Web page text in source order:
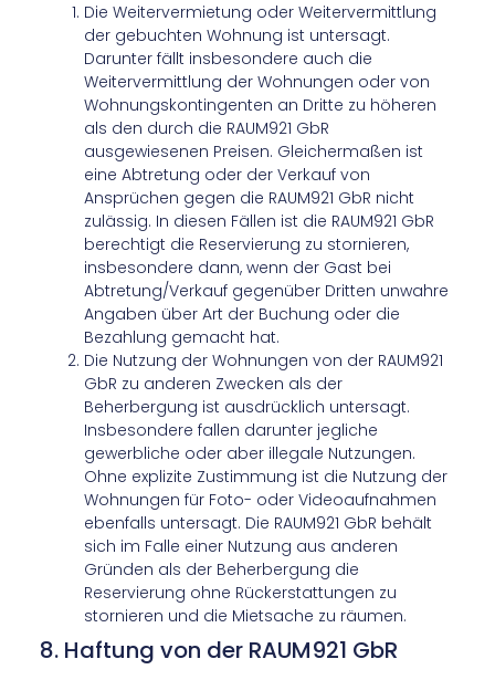
Die Weitervermietung oder Weitervermittlung
der gebuchten Wohnung ist untersagt.
Darunter fällt insbesondere auch die
Weitervermittlung der Wohnungen oder von
Wohnungskontingenten an Dritte zu höheren
als den durch die RAUM921 GbR
ausgewiesenen Preisen. Gleichermaßen ist
eine Abtretung oder der Verkauf von
Ansprüchen gegen die RAUM921 GbR nicht
zulässig. In diesen Fällen ist die RAUM921 GbR
berechtigt die Reservierung zu stornieren,
insbesondere dann, wenn der Gast bei
Abtretung/Verkauf gegenüber Dritten unwahre
Angaben über Art der Buchung oder die
Bezahlung gemacht hat.
Die Nutzung der Wohnungen von der RAUM921
GbR zu anderen Zwecken als der
Beherbergung ist ausdrücklich untersagt.
Insbesondere fallen darunter jegliche
gewerbliche oder aber illegale Nutzungen.
Ohne explizite Zustimmung ist die Nutzung der
Wohnungen für Foto- oder Videoaufnahmen
ebenfalls untersagt. Die RAUM921 GbR behält
sich im Falle einer Nutzung aus anderen
Gründen als der Beherbergung die
Reservierung ohne Rückerstattungen zu
stornieren und die Mietsache zu räumen.
8. Haftung von der RAUM921 GbR